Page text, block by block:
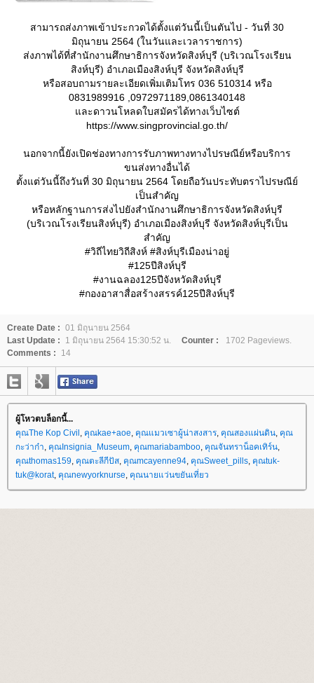
สามารถส่งภาพเข้าประกวดได้ตั้งแต่วันนี้เป็นตันไป - วันที่ 30
มิถุนายน 2564 (ในวันและเวลาราชการ)
ส่งภาพได้ที่สำนักงานศึกษาธิการจังหวัดสิงห์บุรี (บริเวณโรงเรียน
สิงห์บุรี) อำเภอเมืองสิงห์บุรี จังหวัดสิงห์บุรี
หรือสอบถามรายละเอียดเพิ่มเติมโทร 036 510314 หรือ
0831989916 ,0972971189,0861340148
ละดาวนโหลดใบสมัครได้ทางเว็บไซต์
https://www.singprovincial.go.th/
นอกจากนี้ยังเปิดช่องทางการรับภาพทางทางไปรษณีย์หรือบริการ
ขนส่งทางอื่นได้
ตั้งแต่วันนี้ถึงวันที่ 30 มิถุนายน 2564 โดยถือวันประทับตราไปรษณีย์
เป็นสำคัญ
หรือหลักฐานการส่งไปยังสำนักงานศึกษาธิการจังหวัดสิงห์บุรี
(บริเวณโรงเรียนสิงห์บุรี) อำเภอเมืองสิงห์บุรี จังหวัดสิงห์บุรีเป็น
สำคัญ
#วิถีไทยวิถีสิงห์ #สิงห์บุรีเมืองน่าอยู่
#125ปีสิงห์บุรี
#งานฉลอง125ปีจังหวัดสิงห์บุรี
#กองอาสาสื่อสร้างสรรค์125ปีสิงห์บุรี
Create Date : 01 มิถุนายน 2564
Last Update :
1 มิถุนายน 2564 15:30:52 น. Counter :
1702 Pageviews.
Comments :
14
ผู้โหวตบล็อกนี้...
คุณThe Kop Civil คุณkae+aoe คุณแมวเซาผู้น่าสงสาร คุณสองแผ่นดิน คุณ
กะว่าก๋า คุณInsignia_Museum คุณmariabamboo คุณจันทราน็อคเทิร์น
คุณthomas159 คุณตะลีกีปัส คุณmcayenne94 คุณSweet_pills คุณtuk-
tuk@korat, คุณnewyorknurse คุณนายแว่นขยันเที่ยว